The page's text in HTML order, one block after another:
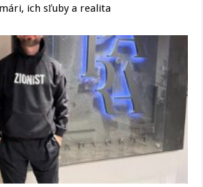
ich sľuby a realita